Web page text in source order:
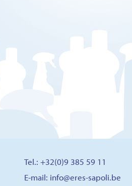
Tel.: +32(0)9 385 59 11
E-mail: info@eres-sapoli.be